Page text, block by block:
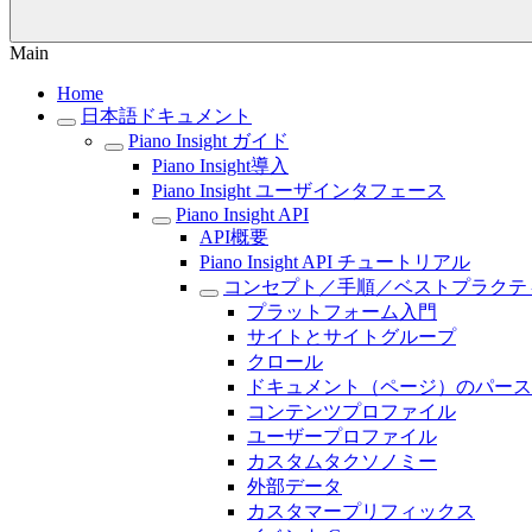
Main
Home
日本語ドキュメント
Piano Insight ガイド
Piano Insight導入
Piano Insight ユーザインタフェース
Piano Insight API
API概要
Piano Insight API チュートリアル
コンセプト／手順／ベストプラクテ
プラットフォーム入門
サイトとサイトグループ
クロール
ドキュメント（ページ）のパース
コンテンツプロファイル
ユーザープロファイル
カスタムタクソノミー
外部データ
カスタマープリフィックス